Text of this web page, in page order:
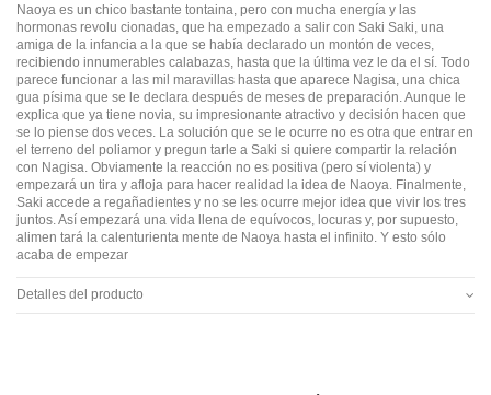
Naoya es un chico bastante tontaina, pero con mucha energía y las
hormonas revolu cionadas, que ha empezado a salir con Saki Saki, una
amiga de la infancia a la que se había declarado un montón de veces,
recibiendo innumerables calabazas, hasta que la última vez le da el sí. Todo
parece funcionar a las mil maravillas hasta que aparece Nagisa, una chica
gua písima que se le declara después de meses de preparación. Aunque le
explica que ya tiene novia, su impresionante atractivo y decisión hacen que
se lo piense dos veces. La solución que se le ocurre no es otra que entrar en
el terreno del poliamor y pregun tarle a Saki si quiere compartir la relación
con Nagisa. Obviamente la reacción no es positiva (pero sí violenta) y
empezará un tira y afloja para hacer realidad la idea de Naoya. Finalmente,
Saki accede a regañadientes y no se les ocurre mejor idea que vivir los tres
juntos. Así empezará una vida llena de equívocos, locuras y, por supuesto,
alimen tará la calenturienta mente de Naoya hasta el infinito. Y esto sólo
acaba de empezar
Detalles del producto